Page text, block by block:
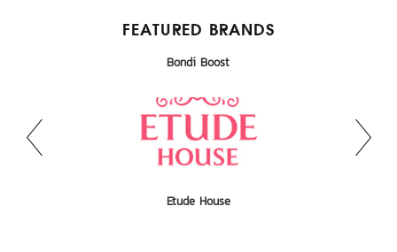
FEATURED BRANDS
Bhaesaj
ALLIES OF SKIN
KA
Canmake
Etude House
Bondi Boost